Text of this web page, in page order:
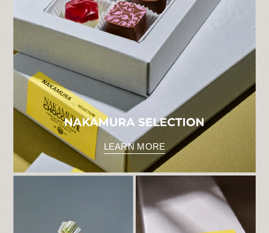
2025.2.28
【オンラインショップ ホワイトデー商品完
売のお知らせ】
日頃より Nakamura Chocolate をご愛顧い
ただき誠にありがとうございます。
おかげさまで大変なご好評をいただき、オン
ラインショップでの商品は完売いた しまし
た。販売再開予定は3月18日（火）頃を予定
しております。
引き続きご愛顧賜りますようよろしくお願い
申し上げます。
2025.2.10
【大雪の影響によるお荷物のお届けについ
て】 ヤマト運輸HPにてご確認をお願いいた
します。
2024.12.28
【2025バレンタイン催事 中村有希 来店
のお知らせ】
日頃よりNakamura Chocolateをご愛顧いた
だき誠にありがとうございます。
バレンタイン催事の出店店舗に中村有希が訪
問いたします。
是非、お立ち寄りください。
LEARN MORE